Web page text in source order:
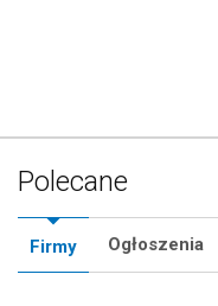
Polecane
Firmy Ogłoszenia